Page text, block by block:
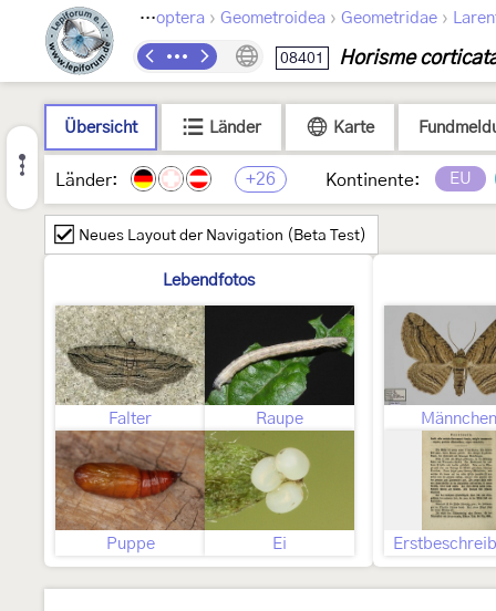
Lepidoptera › Geometroidea › Geometridae ›
08401 Horisme
Übersicht Länder Karte
Länder: +26 Kontinente: EU
Neues Layout der Navigation (Beta Test)
Lebendfotos
Falter Raupe
Puppe Ei
Männchen